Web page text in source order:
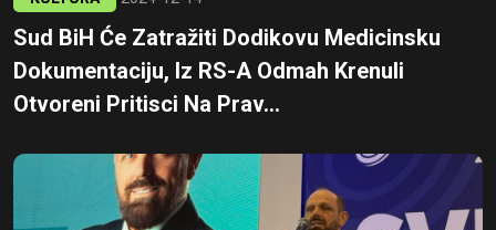
Sud BiH Će Zatražiti Dodikovu Medicinsku
Dokumentaciju, Iz RS-A Odmah Krenuli
Otvoreni Pritisci Na Prav...